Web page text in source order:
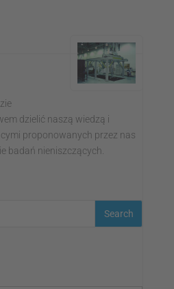
dzielić naszą wiedzą i
proponowanych przez nas
badań nieniszczących.